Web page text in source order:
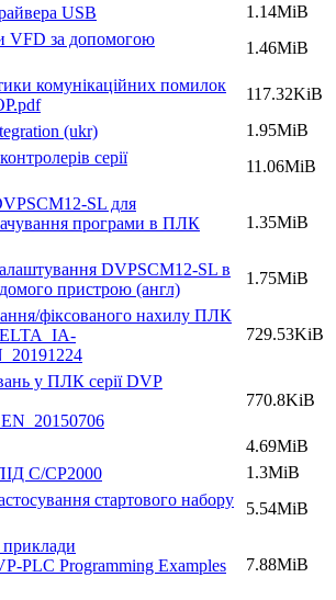
USB
1.14MiB
VFD за допомогою
1.46MiB
комунікаційних помилок
117.32KiB
(ukr)
1.95MiB
серії
11.06MiB
SL для
програми в ПЛК
1.35MiB
DVPSCM12-SL в
пристрою (англ)
1.75MiB
фіксованого нахилу ПЛК
729.53KiB
у ПЛК серії DVP
770.8KiB
4.69MiB
C/CP2000
1.3MiB
стартового набору
5.54MiB
приклади
PLC Programming Examples
7.88MiB